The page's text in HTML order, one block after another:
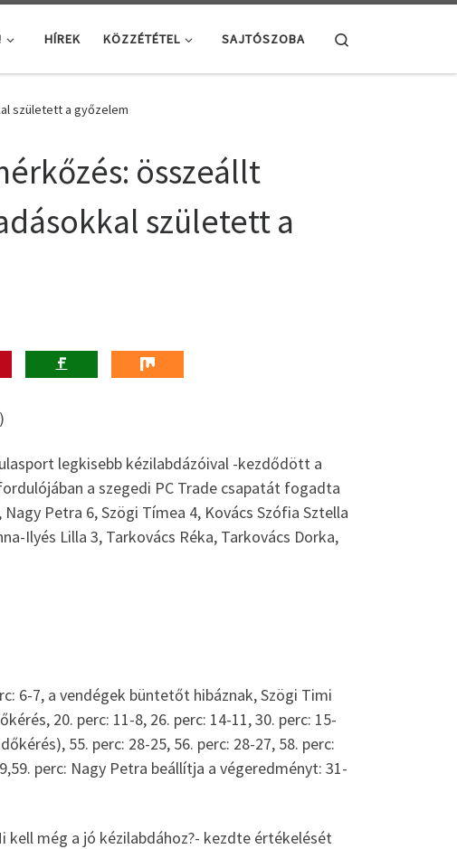
HÍREK KÖZZÉTÉTEL SAJTÓSZOBA
született a győzelem
összeállt
született a
legkisebb kézilabdázóival -kezdődött a
a szegedi PC Trade csapatát fogadta
Petra 6, Szögi Tímea 4, Kovács Szófia Sztella
Ilyés Lilla 3, Tarkovács Réka, Tarkovács Dorka,
6-7, a vendégek büntetőt hibáznak, Szögi Timi
20. perc: 11-8, 26. perc: 14-11, 30. perc: 15-
55. perc: 28-25, 56. perc: 28-27, 58. perc:
perc: Nagy Petra beállítja a végeredményt: 31-
még a jó kézilabdához?- kezdte értékelését